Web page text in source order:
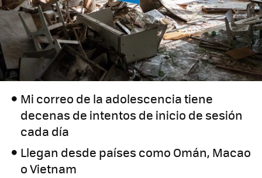
Mi correo de la adolescencia tiene
decenas de intentos de inicio de sesión
cada día
Llegan desde países como Omán, Macao
o Vietnam